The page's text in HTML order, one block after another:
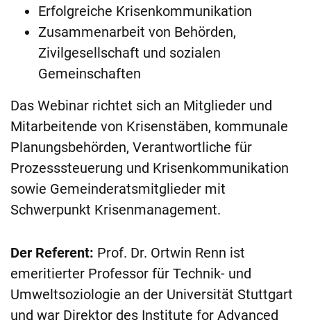
Erfolgreiche Krisenkommunikation
Zusammenarbeit von Behörden,
Zivilgesellschaft und sozialen
Gemeinschaften
Das Webinar richtet sich an Mitglieder und
Mitarbeitende von Krisenstäben, kommunale
Planungsbehörden, Verantwortliche für
Prozesssteuerung und Krisenkommunikation
sowie Gemeinderatsmitglieder mit
Schwerpunkt Krisenmanagement.
Der Referent: Prof. Dr. Ortwin Renn ist
emeritierter Professor für Technik- und
Umweltsoziologie an der Universität Stuttgart
und war Direktor des Institute for Advanced